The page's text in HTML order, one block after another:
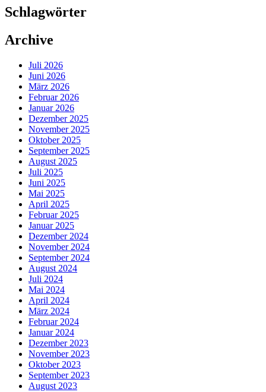
Schlagwörter
Archive
Juli 2026
Juni 2026
März 2026
Februar 2026
Januar 2026
Dezember 2025
November 2025
Oktober 2025
September 2025
August 2025
Juli 2025
Juni 2025
Mai 2025
April 2025
Februar 2025
Januar 2025
Dezember 2024
November 2024
September 2024
August 2024
Juli 2024
Mai 2024
April 2024
März 2024
Februar 2024
Januar 2024
Dezember 2023
November 2023
Oktober 2023
September 2023
August 2023